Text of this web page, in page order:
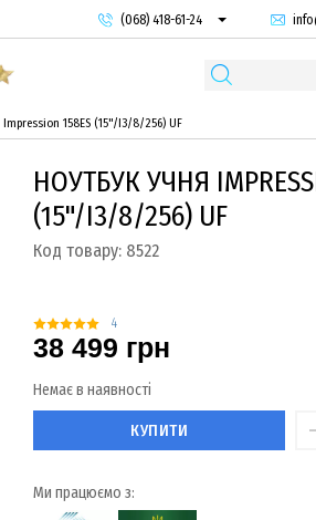
(068) 418-61-24
158ES (15"/I3/8/256) UF
НОУТБУК УЧНЯ
(15"/I3/8/256) UF
Код товару: 8522
4
38 499 грн
Немає в наявності
КУПИТИ
Ми працюємо з: